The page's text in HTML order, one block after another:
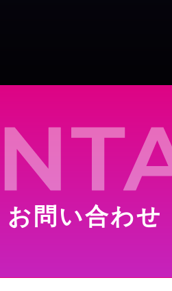
お問い合わせ